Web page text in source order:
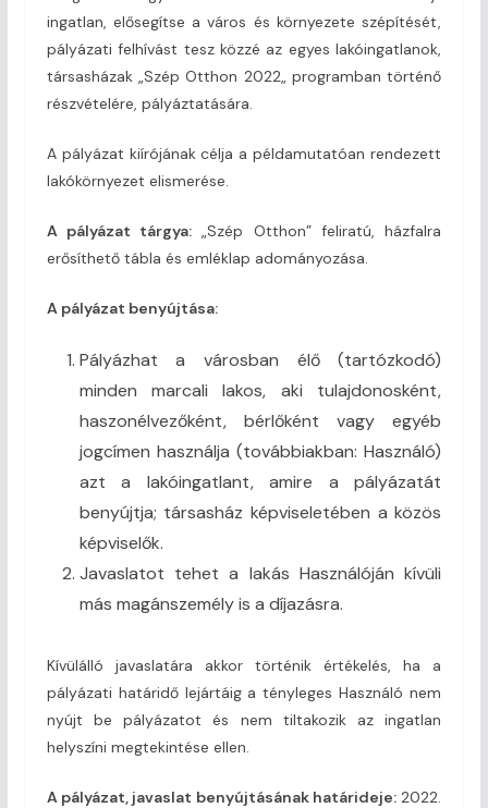
ingatlan, elősegítse a város és környezete szépítését,
pályázati felhívást tesz közzé az egyes lakóingatlanok,
társasházak „Szép Otthon 2022„ programban történő
részvételére, pályáztatására.
A pályázat kiírójának célja a példamutatóan rendezett
lakókörnyezet elismerése.
A pályázat tárgya: „Szép Otthon” feliratú, házfalra
erősíthető tábla és emléklap adományozása.
A pályázat benyújtása:
Pályázhat a városban élő (tartózkodó)
minden marcali lakos, aki tulajdonosként,
haszonélvezőként, bérlőként vagy egyéb
jogcímen használja (továbbiakban: Használó)
azt a lakóingatlant, amire a pályázatát
benyújtja; társasház képviseletében a közös
képviselők.
Javaslatot tehet a lakás Használóján kívüli
más magánszemély is a díjazásra.
Kívülálló javaslatára akkor történik értékelés, ha a
pályázati határidő lejártáig a tényleges Használó nem
nyújt be pályázatot és nem tiltakozik az ingatlan
helyszíni megtekintése ellen.
A pályázat, javaslat benyújtásának határideje:2022.